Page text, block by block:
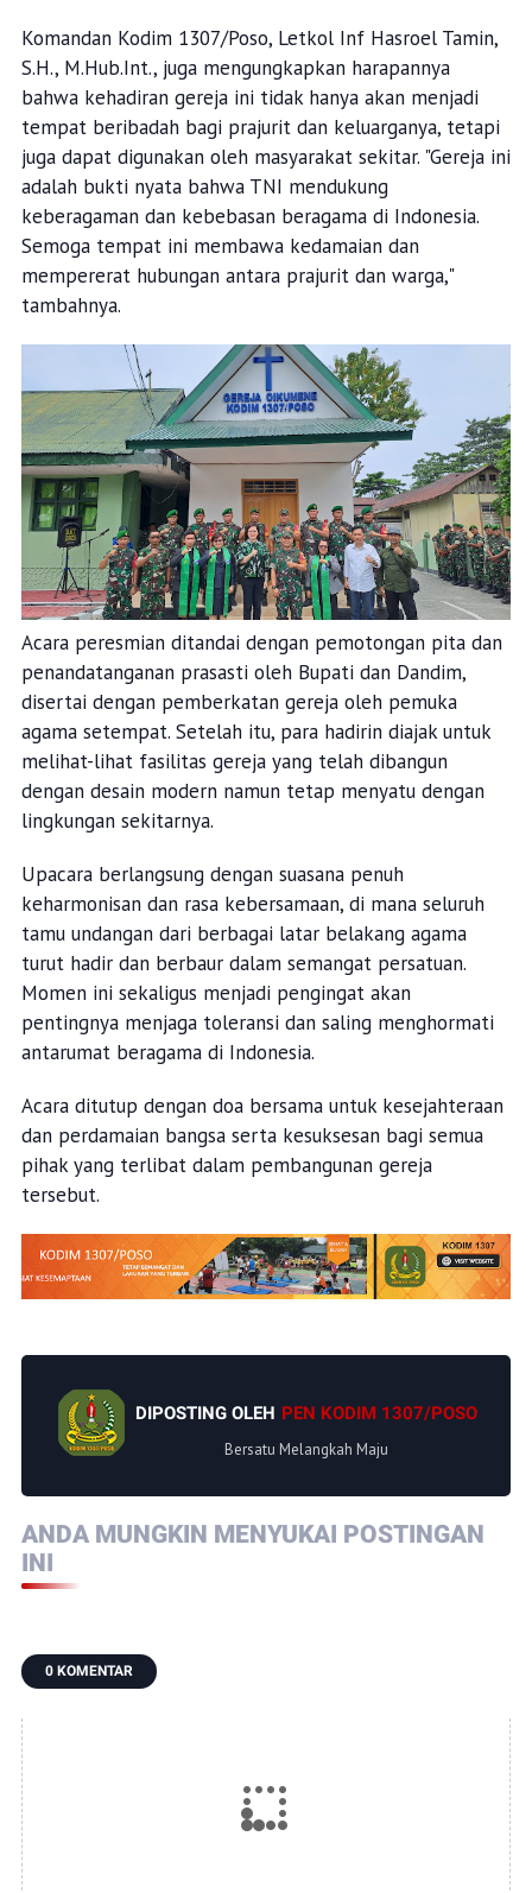
Komandan Kodim 1307/Poso, Letkol Inf Hasroel Tamin,
S.H., M.Hub.Int., juga mengungkapkan harapannya
bahwa kehadiran gereja ini tidak hanya akan menjadi
tempat beribadah bagi prajurit dan keluarganya, tetapi
juga dapat digunakan oleh masyarakat sekitar. "Gereja ini
adalah bukti nyata bahwa TNI mendukung
keberagaman dan kebebasan beragama di Indonesia.
Semoga tempat ini membawa kedamaian dan
mempererat hubungan antara prajurit dan warga,"
tambahnya.
Acara peresmian ditandai dengan pemotongan pita dan
penandatanganan prasasti oleh Bupati dan Dandim,
disertai dengan pemberkatan gereja oleh pemuka
agama setempat. Setelah itu, para hadirin diajak untuk
melihat-lihat fasilitas gereja yang telah dibangun
dengan desain modern namun tetap menyatu dengan
lingkungan sekitarnya.
Upacara berlangsung dengan suasana penuh
keharmonisan dan rasa kebersamaan, di mana seluruh
tamu undangan dari berbagai latar belakang agama
turut hadir dan berbaur dalam semangat persatuan.
Momen ini sekaligus menjadi pengingat akan
pentingnya menjaga toleransi dan saling menghormati
antarumat beragama di Indonesia.
Acara ditutup dengan doa bersama untuk kesejahteraan
dan perdamaian bangsa serta kesuksesan bagi semua
pihak yang terlibat dalam pembangunan gereja
tersebut.
DIPOSTING OLEH PEN KODIM 1307/POSO
Bersatu Melangkah Maju
ANDA MUNGKIN MENYUKAI POSTINGAN
INI
0 KOMENTAR